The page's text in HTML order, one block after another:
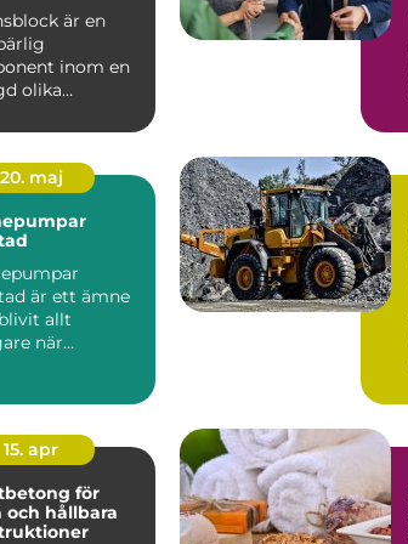
är en
inom en
olika
e...
20. maj
är ett ämne
allt
när
15. apr
för
och hållbara